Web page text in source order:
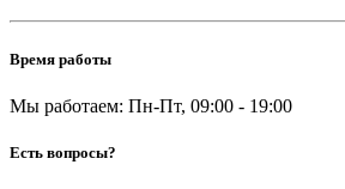
Время работы
Мы работаем: Пн-Пт, 09:00 - 19:00
Есть вопросы?